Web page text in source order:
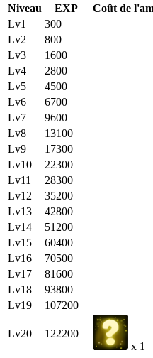
Niveau EXP
Coût de
Lv1
300
Lv2
800
Lv3
1600
Lv4
2800
Lv5
4500
Lv6
6700
Lv7
9600
Lv8
13100
Lv9
17300
Lv10
22300
Lv11
28300
Lv12
35200
Lv13
42800
Lv14
51200
Lv15
60400
Lv16
70500
Lv17
81600
Lv18
93800
Lv19
107200
Lv20
122200
x 1